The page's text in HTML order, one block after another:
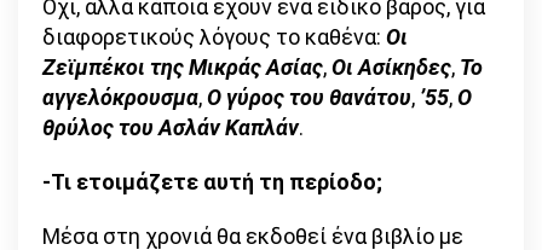
Όχι, αλλά κάποια έχουν ένα ειδικό βάρος, για
διαφορετικούς λόγους το καθένα: Οι
Ζεϊμπέκοι της Μικράς Ασίας,Οι Ασίκηδες, Το
αγγελόκρουσμα,Ο γύρος του θανάτου, ’55,Ο
θρύλος του Ασλάν Καπλάν.
-Τι ετοιμάζετε αυτή τη περίοδο;
Μέσα στη χρονιά θα εκδοθεί ένα βιβλίο με